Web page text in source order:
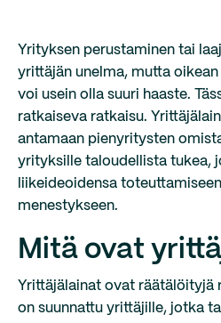
Yrityksen perustaminen tai
yrittäjän unelma, mutta
voi usein olla suuri haaste.
ratkaiseva ratkaisu.
antamaan pienyritysten
yrityksille taloudellista tukea,
liikeideoidensa
menestykseen.
Mitä ovat
Yrittäjälainat ovat räätälöityjä
on suunnattu yrittäjille, jotka